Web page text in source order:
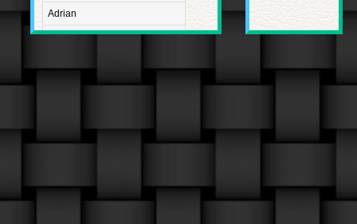
Adrian
Advent
Aetatis suae
Agapetus